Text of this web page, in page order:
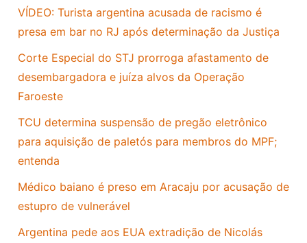
VÍDEO: Turista argentina acusada de racismo é
presa em bar no RJ após determinação da Justiça
Corte Especial do STJ prorroga afastamento de
desembargadora e juíza alvos da Operação
Faroeste
TCU determina suspensão de pregão eletrônico
para aquisição de paletós para membros do MPF;
entenda
Médico baiano é preso em Aracaju por acusação de
estupro de vulnerável
Argentina pede aos EUA extradição de Nicolás